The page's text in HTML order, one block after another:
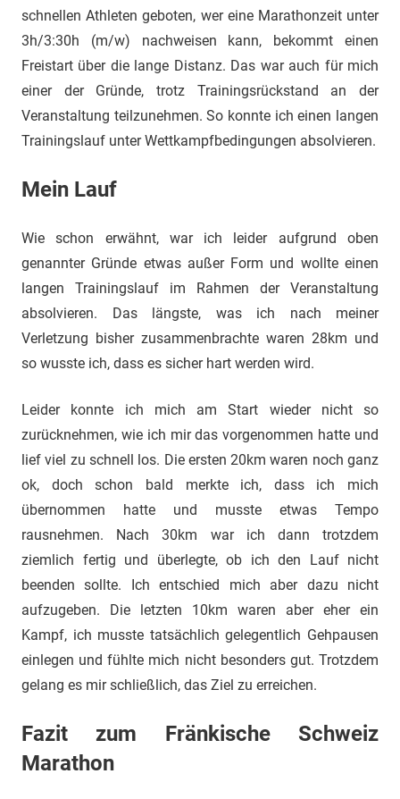
schnellen Athleten geboten, wer eine Marathonzeit unter
3h/3:30h (m/w) nachweisen kann, bekommt einen
Freistart über die lange Distanz. Das war auch für mich
einer der Gründe, trotz Trainingsrückstand an der
Veranstaltung teilzunehmen. So konnte ich einen langen
Trainingslauf unter Wettkampfbedingungen absolvieren.
Mein Lauf
Wie schon erwähnt, war ich leider aufgrund oben
genannter Gründe etwas außer Form und wollte einen
langen Trainingslauf im Rahmen der Veranstaltung
absolvieren. Das längste, was ich nach meiner
Verletzung bisher zusammenbrachte waren 28km und
so wusste ich, dass es sicher hart werden wird.
Leider konnte ich mich am Start wieder nicht so
zurücknehmen, wie ich mir das vorgenommen hatte und
lief viel zu schnell los. Die ersten 20km waren noch ganz
ok, doch schon bald merkte ich, dass ich mich
übernommen hatte und musste etwas Tempo
rausnehmen. Nach 30km war ich dann trotzdem
ziemlich fertig und überlegte, ob ich den Lauf nicht
beenden sollte. Ich entschied mich aber dazu nicht
aufzugeben. Die letzten 10km waren aber eher ein
Kampf, ich musste tatsächlich gelegentlich Gehpausen
einlegen und fühlte mich nicht besonders gut. Trotzdem
gelang es mir schließlich, das Ziel zu erreichen.
Fazit zum Fränkische Schweiz
Marathon